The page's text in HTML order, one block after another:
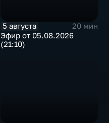
5 августа
20 мин
Эфир от 05.08.2026
(21:10)